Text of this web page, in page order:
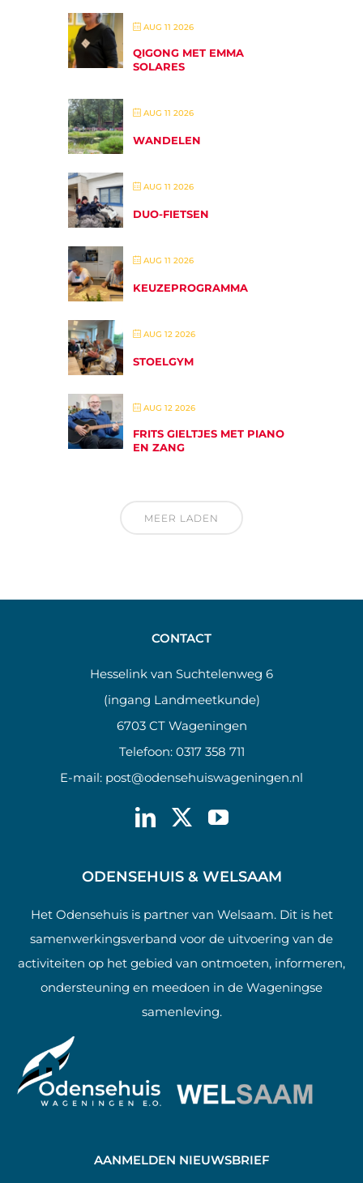
AUG 11 2026
QIGONG MET EMMA
SOLARES
AUG 11 2026
WANDELEN
AUG 11 2026
DUO-FIETSEN
AUG 11 2026
KEUZEPROGRAMMA
AUG 12 2026
STOELGYM
AUG 12 2026
FRITS GIELTJES MET PIANO
EN ZANG
MEER LADEN
CONTACT
Hesselink van Suchtelenweg 6
(ingang Landmeetkunde)
6703 CT Wageningen
Telefoon: 0317 358 711
E-mail: post@odensehuiswageningen.nl
ODENSEHUIS & WELSAAM
Het Odensehuis is partner van Welsaam. Dit is het
samenwerkingsverband voor de uitvoering van de
activiteiten op het gebied van ontmoeten, informeren,
ondersteuning en meedoen in de Wageningse
samenleving.
AANMELDEN NIEUWSBRIEF